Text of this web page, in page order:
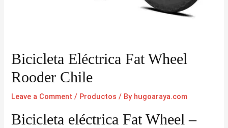
Bicicleta Eléctrica Fat Wheel
Rooder Chile
Leave a Comment / Productos / By hugoaraya.com
Bicicleta eléctrica Fat Wheel –